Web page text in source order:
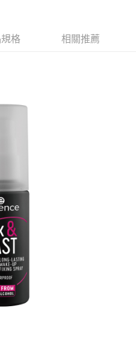
「AFTEE先享後付」服務完成之交
格 相關推薦